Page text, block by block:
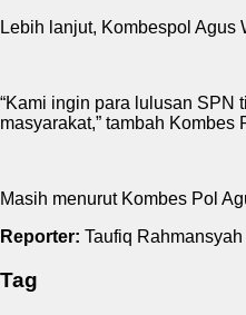
Lebih lanjut, Kombespol
“Kami ingin para lulusan SPN
masyarakat,” tambah Kombes
Masih menurut Kombes Pol
Reporter: Taufiq Rahmansyah
Tag